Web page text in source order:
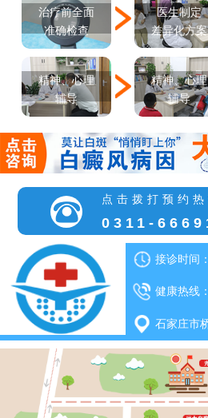
治疗前全面
准确检查
医生制定
差异化方案
精神、心理
辅导
精神、心理
辅导
点击拨打预约热
0311-
接诊时间
健康热线
石家庄市